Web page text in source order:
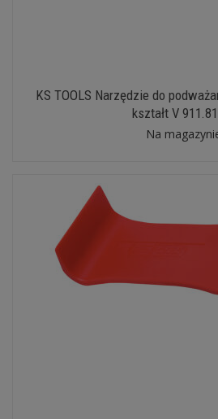
KS TOOLS Narzędzie do
kształt V
Na